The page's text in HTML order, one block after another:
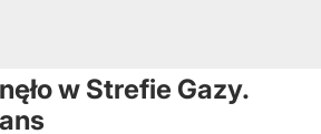
w Strefie Gazy.